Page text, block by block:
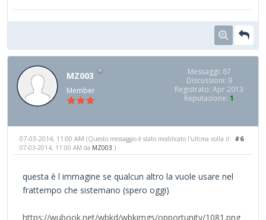
MZ003
Member
Messaggi: 67
Discussioni: 9
Registrato: Apr 2013
Reputazione: 1
#6
07-03-2014, 11:00 AM (Questo messaggio è stato modificato l'ultima volta il:
07-03-2014, 11:00 AM da MZ003.)
questa è l immagine se qualcun altro la vuole usare nel
frattempo che sistemano (spero oggi)
https://wubook.net/wbkd/wbkimgs/opportunity/1081.png